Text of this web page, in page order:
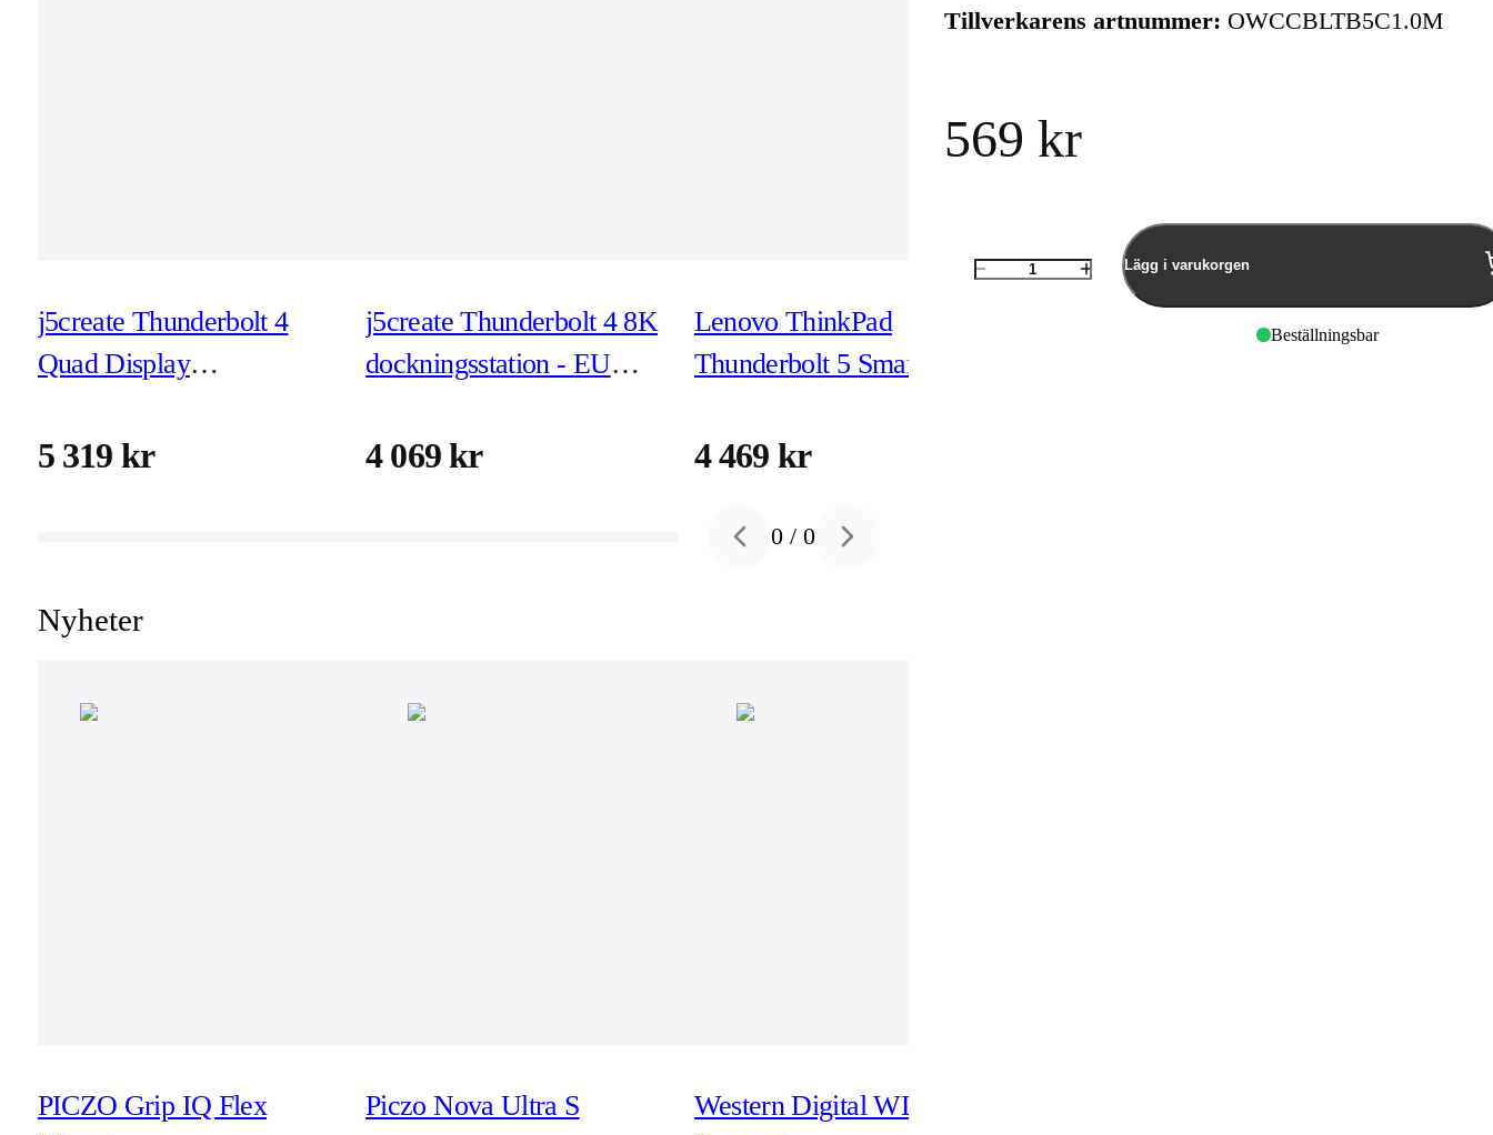
j5create Thunderbolt 4
Quad Display
(JTD568-EN)
5 319 kr
j5create Thunderbolt 4 8K
dockningsstation - EU
4 069 kr
Lenovo ThinkPad
Thunderbolt 5 Smart Dock
4 469 kr
OWC Thunderbolt 5 Dock
OWC 1.0
Previous slide
0 /0 Next slide
Nyheter
PICZO Grip IQ Flex
Piczo Nova Ultra S
Western Digital WD My
Tillverkarens artnummer: OWCCBLTB5C1.0M
569 kr
Antal
Lägg i varukorgen
Beställningsbar